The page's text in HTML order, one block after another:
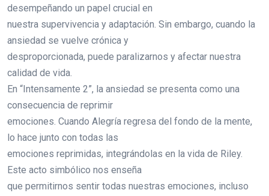
desempeñando un papel crucial en
nuestra supervivencia y adaptación. Sin embargo, cuando la
ansiedad se vuelve crónica y
desproporcionada, puede paralizarnos y afectar nuestra
calidad de vida.
En “Intensamente 2”, la ansiedad se presenta como una
consecuencia de reprimir
emociones. Cuando Alegría regresa del fondo de la mente,
lo hace junto con todas las
emociones reprimidas, integrándolas en la vida de Riley.
Este acto simbólico nos enseña
que permitirnos sentir todas nuestras emociones, incluso